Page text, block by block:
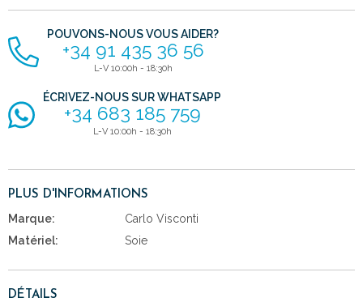
POUVONS-NOUS VOUS AIDER?
+34 91 435 36 56
L-V 10:00h - 18:30h
ÉCRIVEZ-NOUS SUR WHATSAPP
+34 683 185 759
L-V 10:00h - 18:30h
PLUS D'INFORMATIONS
Marque:
Carlo Visconti
Matériel:
Soie
DÉTAILS